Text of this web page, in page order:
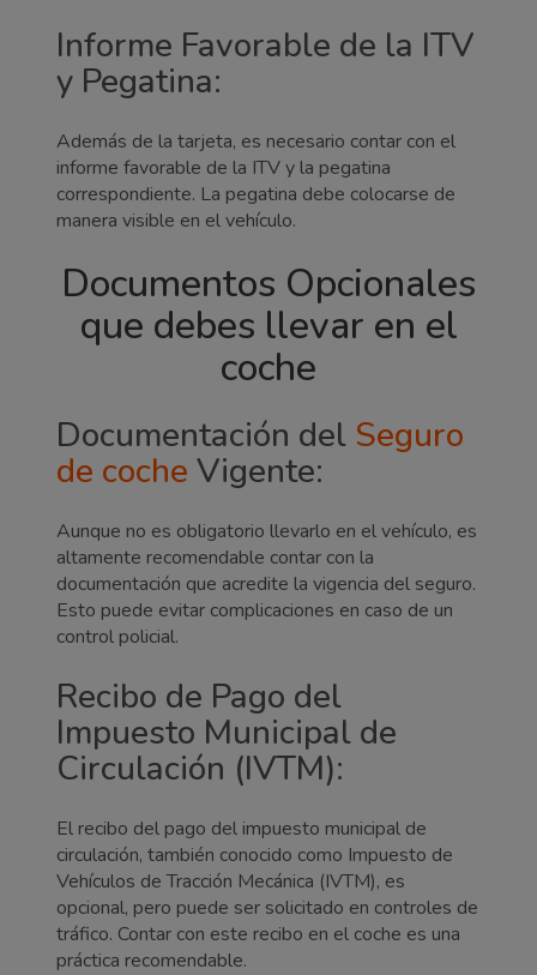
Informe Favorable de la ITV
y Pegatina:
Además de la tarjeta, es necesario contar con el
informe favorable de la ITV y la pegatina
correspondiente. La pegatina debe colocarse de
manera visible en el vehículo.
Documentos Opcionales
que debes llevar en el
coche
Documentación del Seguro
de coche Vigente:
Aunque no es obligatorio llevarlo en el vehículo, es
altamente recomendable contar con la
documentación que acredite la vigencia del seguro.
Esto puede evitar complicaciones en caso de un
control policial.
Recibo de Pago del
Impuesto Municipal de
Circulación (IVTM):
El recibo del pago del impuesto municipal de
circulación, también conocido como Impuesto de
Vehículos de Tracción Mecánica (IVTM), es
opcional, pero puede ser solicitado en controles de
tráfico. Contar con este recibo en el coche es una
práctica recomendable.